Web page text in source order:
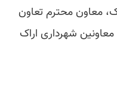
معاون محترم تعاون
شهرداری اراک